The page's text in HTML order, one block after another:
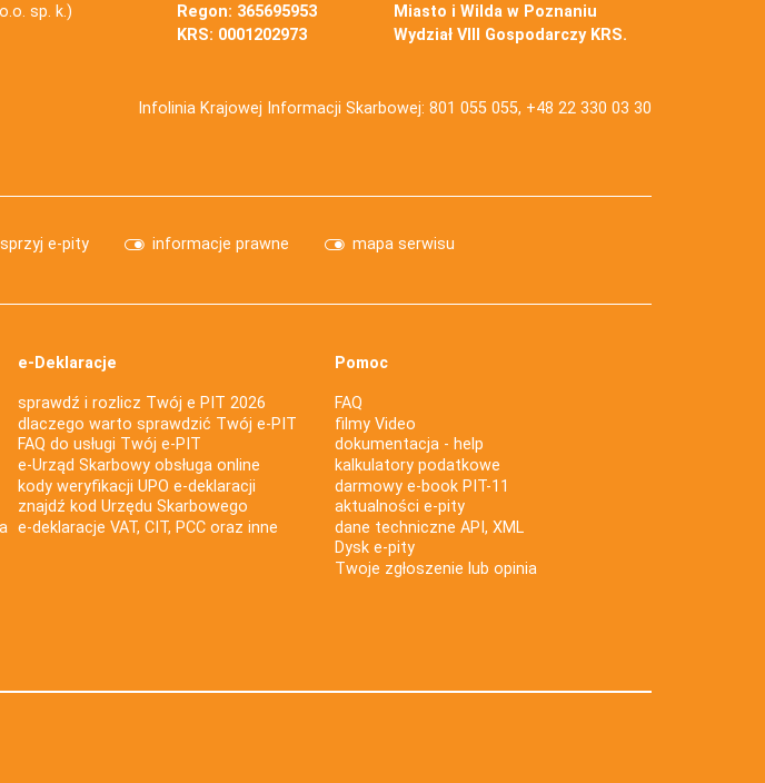
sp. k.)
Regon: 365695953
KRS: 0001202973
Miasto i Wilda w Poznaniu
Wydział VIII Gospodarczy KRS.
Infolinia Krajowej Informacji Skarbowej: 801 055 055, +48 22 330 03 30
e-pity informacje prawne mapa serwisu
e-Deklaracje
sprawdź i rozlicz Twój e PIT 2026
dlaczego warto sprawdzić Twój e-PIT
FAQ do usługi Twój e-PIT
e-Urząd Skarbowy obsługa online
kody weryfikacji UPO e-deklaracji
znajdź kod Urzędu Skarbowego
e-deklaracje VAT, CIT, PCC oraz inne
Pomoc
FAQ
filmy Video
dokumentacja - help
kalkulatory podatkowe
darmowy e-book PIT-11
aktualności e-pity
dane techniczne API, XML
Dysk e-pity
Twoje zgłoszenie lub opinia